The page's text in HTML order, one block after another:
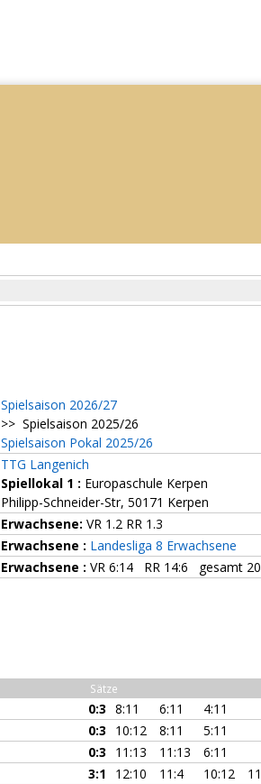
Spielsaison 2026/27
>> Spielsaison 2025/26
Spielsaison Pokal 2025/26
TTG Langenich
Spiellokal 1 : Europaschule Kerpen
Philipp-Schneider-Str, 50171 Kerpen
Erwachsene: VR 1.2 RR 1.3
Erwachsene : Landesliga 8 Erwachsene
Erwachsene : VR 6:14 RR 14:6 gesamt
Sätze
0:3 8:11 6:11 4:11
0:3 10:12 8:11
5:11
0:3 11:13 11:13 6:11
3:1 12:10 11:4 10:12